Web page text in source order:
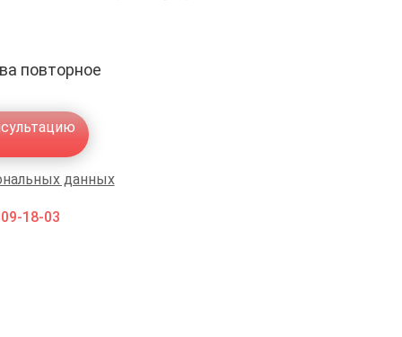
повторное
данных
18-03